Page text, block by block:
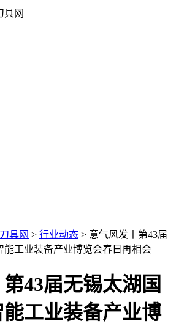
具网
具网 > 行业动态 > 意气风发丨第43届
能工业装备产业博览会春日再相会
43届无锡太湖国
能工业装备产业博